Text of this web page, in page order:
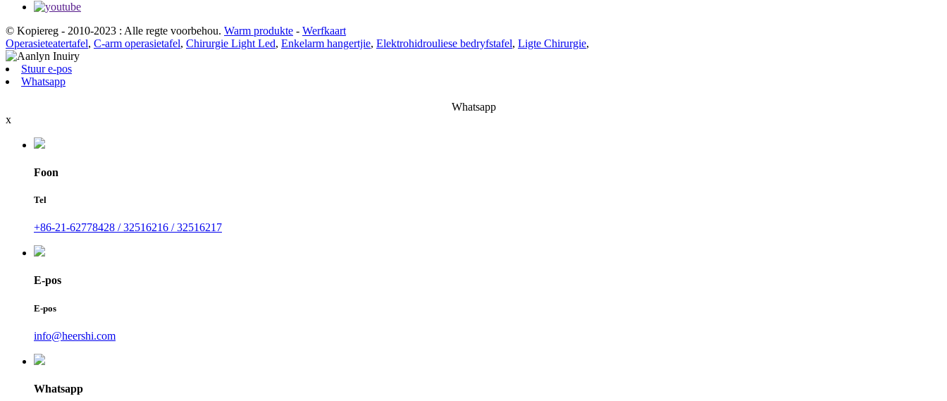
© Kopiereg - 2010-2023 : Alle regte voorbehou. Warm produkte - Werfkaart
Operasieteatertafel, C-arm operasietafel, Chirurgie Light Led, Enkelarm hangertjie, Elektrohidrouliese bedryfstafel, Ligte Chirurgie,
Stuur e-pos
Whatsapp
Whatsapp
x
Foon
Tel
+86-21-62778428 / 32516216 / 32516217
E-pos
E-pos
info@heershi.com
Whatsapp